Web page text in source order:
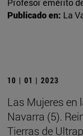
Profesor emérito
Publicado en: La
10 | 01 | 2023
Las Mujeres en
Navarra (5).
Tierras de